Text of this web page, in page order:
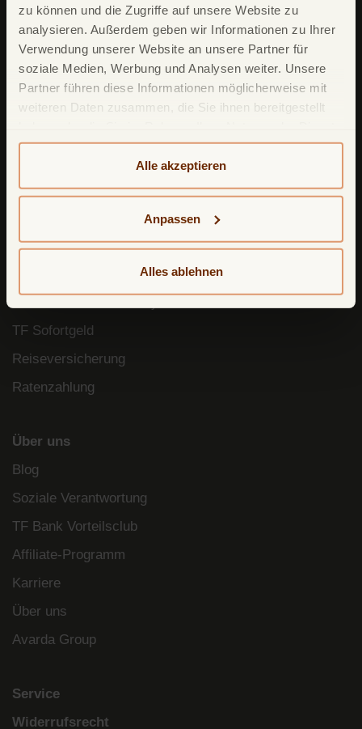
zu können und die Zugriffe auf unsere Website zu
analysieren. Außerdem geben wir Informationen zu Ihrer
Verwendung unserer Website an unsere Partner für
soziale Medien, Werbung und Analysen weiter. Unsere
Partner führen diese Informationen möglicherweise mit
weiteren Daten zusammen, die Sie ihnen bereitgestellt
gesammelt haben. Weitere detailliertere Informationen
finden Sie in unsererDatenschutzerklärung
Cookie-Policy. Das Impressum können Siehier
Alle akzeptieren
Anpassen
Alles ablehnen
TF Bank Festgeld
TF Bank Ratenkredit
Google Pay
Freunde werben Freunde
Mastercard ID Check
TF Sofortgeld
Reiseversicherung
Ratenzahlung
Über uns
Blog
Soziale Verantwortung
TF Bank Vorteilsclub
Affiliate-Programm
Karriere
Über uns
Avarda Group
Service
Widerrufsrecht